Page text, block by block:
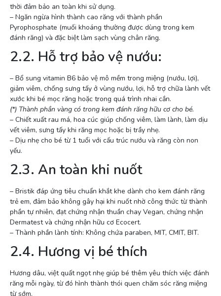
thời đảm bảo an toàn khi sử dụng.
– Ngăn ngừa hình thành cao răng với thành phần
Pyrophosphate (muối khoáng thường được dùng trong kem
đánh răng) và đặc biệt làm sạch vùng chân răng.
2.2. Hỗ trợ bảo vệ nướu:
– Bổ sung vitamin B6 bảo vệ mô mềm trong miệng (nướu, lợi),
giảm viêm, chống sưng tấy ở vùng nướu, lợi, hỗ trợ chữa lành vết
xước khi bé mọc răng hoặc trong quá trình nhai cắn.
(*) Thành phần vàng có trong kem đánh răng hữu cơ cho bé.
– Chiết xuất rau má, hoa cúc giúp chống viêm, làm lành, làm dịu
vết viêm, sưng tấy khi răng mọc hoặc bị trầy nhẹ.
– Dịu nhẹ cho bé từ 1 tuổi với cấu trúc nướu và răng còn non
yếu.
2.3. An toàn khi nuốt
– Bristik đáp ứng tiêu chuẩn khắt khe dành cho kem đánh răng
trẻ em, đảm bảo không gây hại khi nuốt nhờ công thức từ thành
phần tự nhiên, đạt chứng nhận thuần chay Vegan, chứng nhận
Dermatest và chứng nhận hữu cơ Ecocert.
– Thành phần lành tính: Không chứa paraben, MIT, CMIT, BIT.
2.4. Hương vị bé thích
Hương dâu, việt quất ngọt nhẹ giúp bé thêm yêu thích việc đánh
răng mỗi ngày, từ đó hình thành thói quen chăm sóc răng miệng
từ sớm.